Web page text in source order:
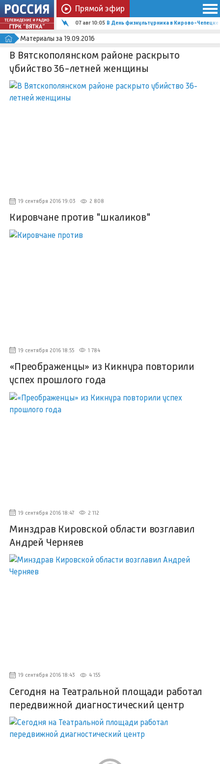
Прямой эфир
07 авг 10:05 В День физкультурника в Кирово-
Материалы за 19.09.2016
В Вятскополянском районе раскрыто
убийство 36-летней женщины
19 сентября 2016 19:03 2 808
Кировчане против "шкаликов"
19 сентября 2016 18:55 1 784
«Преображенцы» из Кикнура повторили
успех прошлого года
19 сентября 2016 18:47 2 112
Минздрав Кировской области возглавил
Андрей Черняев
19 сентября 2016 18:43 4 155
Сегодня на Театральной площади работал
передвижной диагностический центр